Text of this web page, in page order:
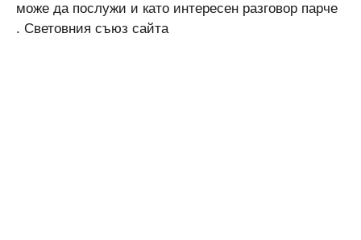
може да послужи и като интересен разговор парче
. Световния съюз сайта